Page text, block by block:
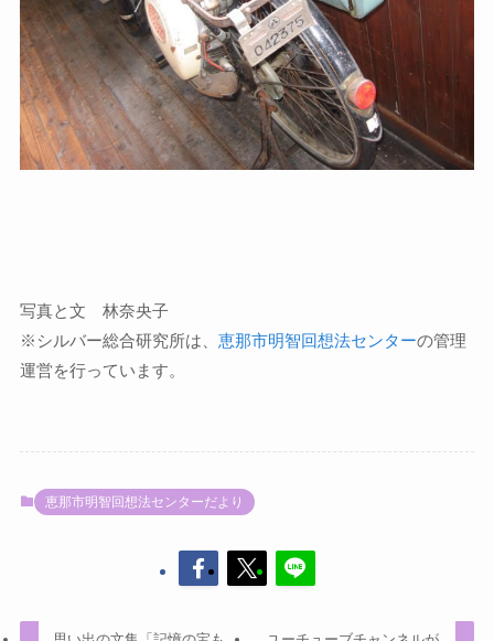
写真と文 林奈央子
※シルバー総合研究所は、 恵那市明智回想法センターの管理
運営を行っています。
恵那市明智回想法センターだより